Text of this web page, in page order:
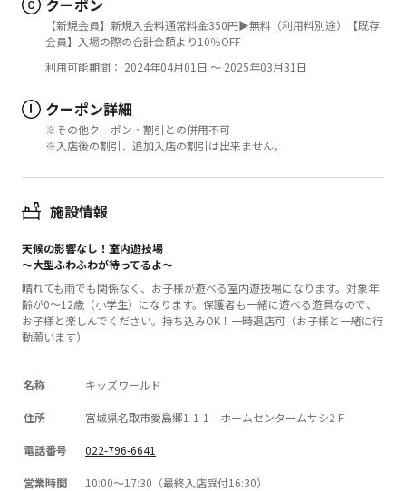
クーポン
【新規会員】新規入会料通常料金350円▶無料（利用料別途）【既存
会員】入場の際の合計金額より10％OFF
利用可能期間： 2024年04月01日 ～ 2025年03月31日
! クーポン詳細
※その他クーポン・割引との併用不可
※入店後の割引、追加入店の割引は出来ません。
施設情報
天候の影響なし！室内遊技場
～大型ふわふわが待ってるよ～
晴れても雨でも関係なく、お子様が遊べる室内遊技場になります。対象年
齢が0～12歳（小学生）になります。保護者も一緒に遊べる遊具なので、
お子様と楽しんでください。持ち込みOK！一時退店可（お子様と一緒に行
動願います）
名称 キッズワールド
住所 宮城県名取市愛島郷1-1-1 ホームセンタームサシ2Ｆ
電話番号 022-796-6641
営業時間 10:00～17:30（最終入店受付16:30）